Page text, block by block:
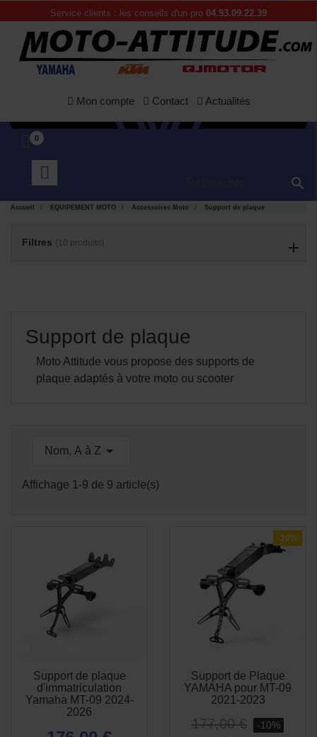
Service clients : les conseils d'un pro 04.93.09.22.39
Mon compte Contact Actualités
0

Accueil EQUIPEMENT MOTO Accessoires Moto Support de plaque
Filtres (10 produits)
Support de plaque
Moto Attitude vous propose des supports de
plaque adaptés à votre moto ou scooter
Nom, A à Z 
Affichage 1-9 de 9 article(s)
Support de plaque
d'immatriculation
Yamaha MT-09 2024-
2026
-10%
Support de Plaque
YAMAHA pour MT-09
2021-2023
177,00 € -10%
APERÇU
RAPIDE
APERÇU
RAPIDE